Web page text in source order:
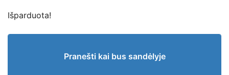
Išparduota!
Pranešti kai bus sandėlyje